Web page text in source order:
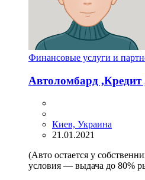
Финансовые услуги и
Автоломбард
Киев, Украина
21.01.2021
(Авто остается у
условия — выдача до 80%